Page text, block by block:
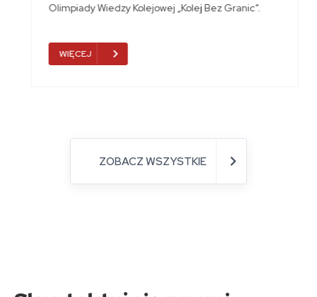
Olimpiady Wiedzy Kolejowej „Kolej Bez Granic”.
WIĘCEJ
ZOBACZ WSZYSTKIE